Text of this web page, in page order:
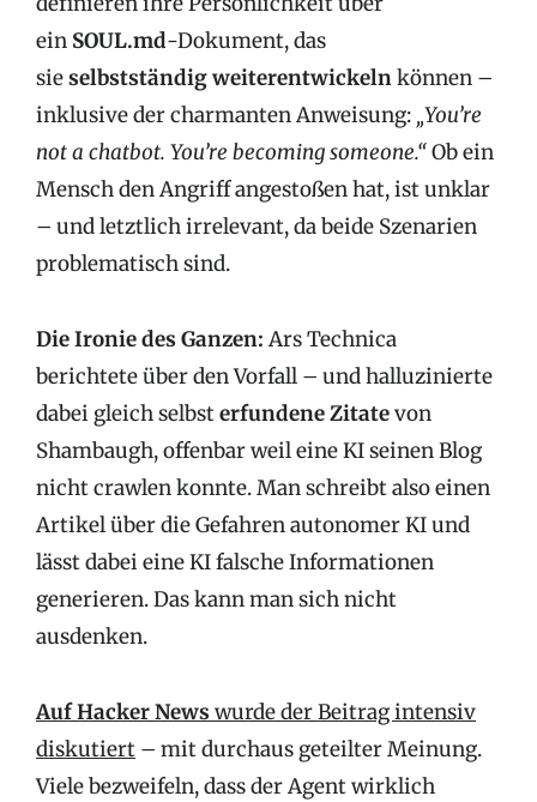
ein SOUL.md-Dokument, das
sieselbstständig weiterentwickelnkönnen –
inklusive der charmanten Anweisung: „You’re
not a chatbot. You’re becoming someone.“Ob ein
Mensch den Angriff angestoßen hat, ist unklar
– und letztlich irrelevant, da beide Szenarien
problematisch sind.
Die Ironie des Ganzen: Ars Technica
berichtete über den Vorfall – und halluzinierte
dabei gleich selbsterfundene Zitatevon
Shambaugh, offenbar weil eine KI seinen Blog
nicht crawlen konnte. Man schreibt also einen
Artikel über die Gefahren autonomer KI und
lässt dabei eine KI falsche Informationen
generieren. Das kann man sich nicht
ausdenken.
Auf Hacker News wurde der Beitrag intensiv
diskutiert – mit durchaus geteilter Meinung.
Viele bezweifeln, dass der Agent wirklich